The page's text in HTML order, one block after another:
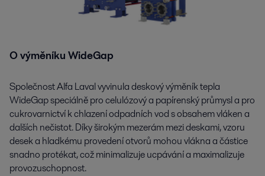
O výměníku WideGap
Společnost Alfa Laval vyvinula deskový výměník tepla
WideGap speciálně pro celulózový a papírenský průmysl a pro
cukrovarnictví k chlazení odpadních vod s obsahem vláken a
dalších nečistot. Díky širokým mezerám mezi deskami, vzoru
desek a hladkému provedení otvorů mohou vlákna a částice
snadno protékat, což minimalizuje ucpávání a maximalizuje
provozuschopnost.